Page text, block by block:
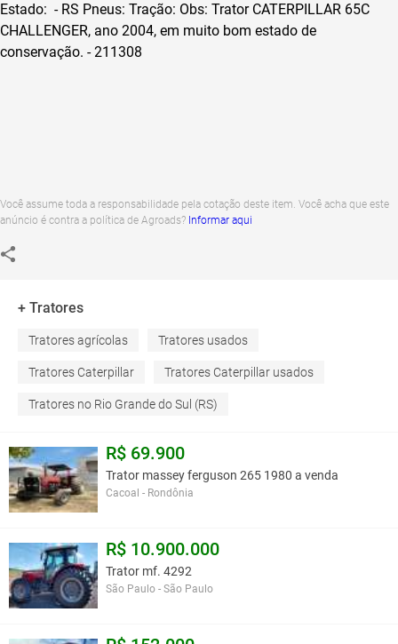
Estado: - RS Pneus: Tração: Obs: Trator CATERPILLAR 65C
CHALLENGER, ano 2004, em muito bom estado de
conservação. - 211308
Você assume toda a responsabilidade pela cotação deste item. Você acha que este
anúncio é contra a política de Agroads? Informar aqui
+ Tratores
Tratores agrícolas Tratores usados
Tratores Caterpillar Tratores Caterpillar usados
Tratores no Rio Grande do Sul (RS)
R$ 69.900
Trator massey ferguson 265 1980 a venda
Cacoal - Rondônia
R$ 10.900.000
Trator mf. 4292
São Paulo - São Paulo